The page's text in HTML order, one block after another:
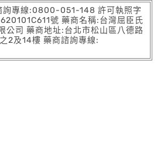
詢專線:0800-051-148 許可執照字
號 藥商名稱:台灣屈臣氏
公司 藥商地址:台北市松山區八德路
2及14樓 藥商諮詢專線: